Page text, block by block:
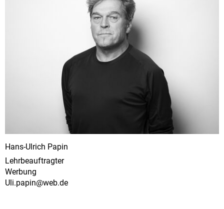
Hans-Ulrich Papin
Lehrbeauftragter
Werbung
Uli.papin@web.de